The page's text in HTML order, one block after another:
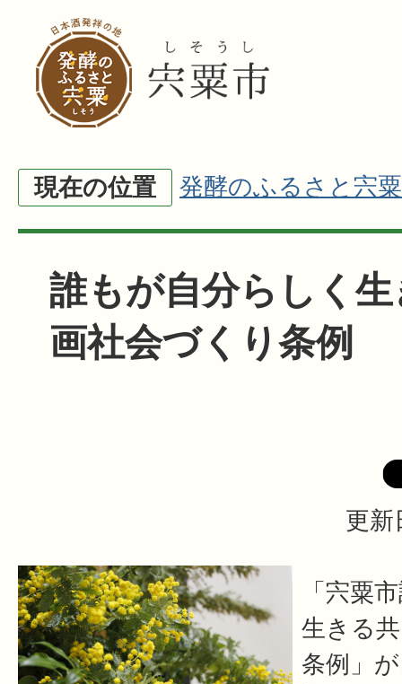
現在の位置 発酵のふるさと宍粟
誰もが自分らしく
画社会づくり条例
更新
「宍粟
生きる
条例」